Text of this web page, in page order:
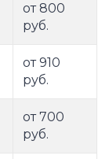
от 800
руб.
от 910
руб.
от 700
руб.